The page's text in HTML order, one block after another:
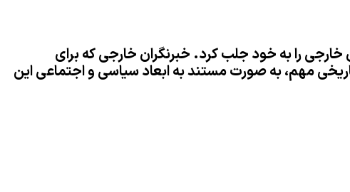
را به خود جلب کرد. خبرنگران خارجی که برای
مهم، به صورت مستند به ابعاد سیاسی و اجتماعی این